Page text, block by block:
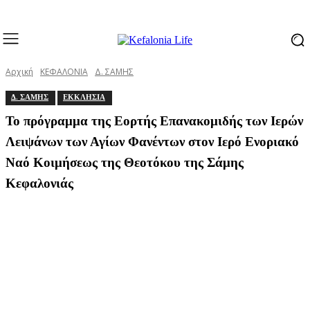
Αρχική ΚΕΦΑΛΟΝΙΑ Δ. ΣΑΜΗΣ
Δ. ΣΑΜΗΣ ΕΚΚΛΗΣΙΑ
Το πρόγραμμα της Εορτής Επανακομιδής των Ιερών
Λειψάνων των Αγίων Φανέντων στον Ιερό Ενοριακό
Ναό Κοιμήσεως της Θεοτόκου της Σάμης
Κεφαλονιάς